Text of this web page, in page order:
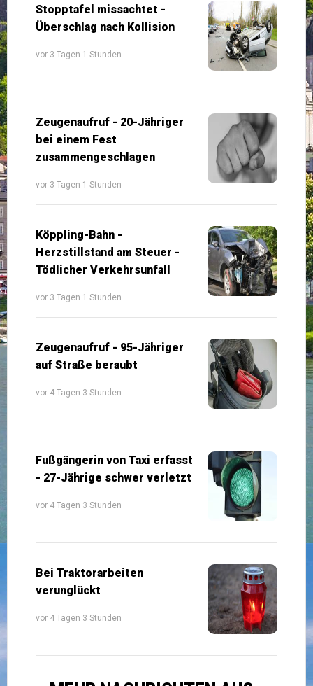
Stopptafel missachtet -
Überschlag nach Kollision
vor 3 Tagen 1 Stunden
Zeugenaufruf - 20-Jähriger
bei einem Fest
zusammengeschlagen
vor 3 Tagen 1 Stunden
Köppling-Bahn -
Herzstillstand am Steuer -
Tödlicher Verkehrsunfall
vor 3 Tagen 1 Stunden
Zeugenaufruf - 95-Jähriger
auf Straße beraubt
vor 4 Tagen 3 Stunden
Fußgängerin von Taxi erfasst
- 27-Jährige schwer verletzt
vor 4 Tagen 3 Stunden
Bei Traktorarbeiten
verunglückt
vor 4 Tagen 3 Stunden